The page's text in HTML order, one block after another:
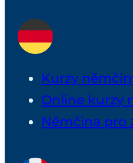
Kurzy
Online kurzy
Němčina pro